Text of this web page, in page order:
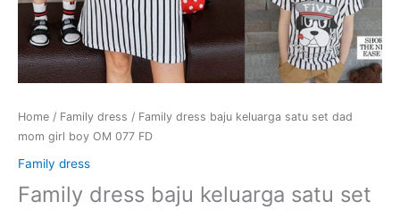
Home / Family dress / Family dress baju keluarga satu set dad
mom girl boy OM 077 FD
Family dress
Family dress baju keluarga satu set